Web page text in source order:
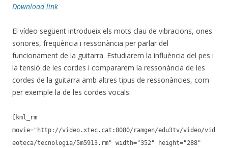
Download link
El vídeo següent introdueix els mots clau de vibracions, ones
sonores, freqüència i ressonància per parlar del
funcionament de la guitarra. Estudiarem la influència del pes i
la tensió de les cordes i compararem la ressonància de les
cordes de la guitarra amb altres tipus de ressonàncies, com
per exemple la de les cordes vocals:
[kml_rm
movie="http://video.xtec.cat:8080/ramgen/edu3tv/video/vid
eoteca/tecnologia/5m5913.rm" width="352" height="288"